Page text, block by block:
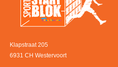
Klapstraat 205
6931 CH Westervoort